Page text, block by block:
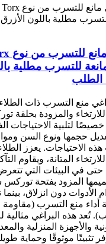
للتسرب مطلية
منع التسرب ذات
للارتخاء والمزودة بحلقة
لتلبية الاحتياجات
حجمها ونوع السن
الاحتياجات. يعزز
المتانة، ويقاوم
حتى في البيئات التي
المزود بفتحة توركس
الأدوات دون انزلاق، بينما
أداء منع التسرب (مقاومة
تُعد هذه البراغي مثالية
والأجهزة المنزلية
تثبيتًا موثوقًا وحماية